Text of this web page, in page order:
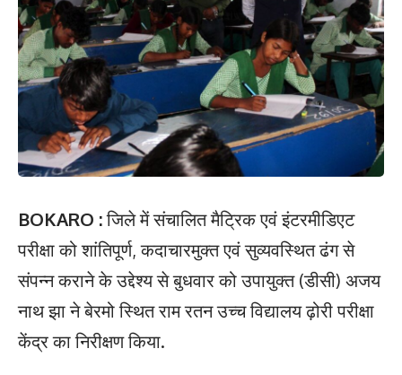
BOKARO :जिले में संचालित मैट्रिक एवं इंटरमीडिएट
परीक्षा को शांतिपूर्ण, कदाचारमुक्त एवं सुव्यवस्थित ढंग से
संपन्न कराने के उद्देश्य से बुधवार को उपायुक्त (डीसी) अजय
नाथ झा ने बेरमो स्थित राम रतन उच्च विद्यालय ढ़ोरी परीक्षा
केंद्र का निरीक्षण किया.